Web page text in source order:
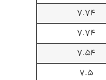
7.74
7.74
7.54
7.5